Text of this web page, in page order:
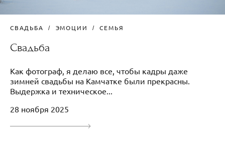
СВАДЬБА ЭМОЦИИ СЕМЬЯ
Свадьба
Как фотограф, я делаю все, чтобы кадры даже
зимней свадьбы на Камчатке были прекрасны.
Выдержка и техническое...
28 ноября 2025